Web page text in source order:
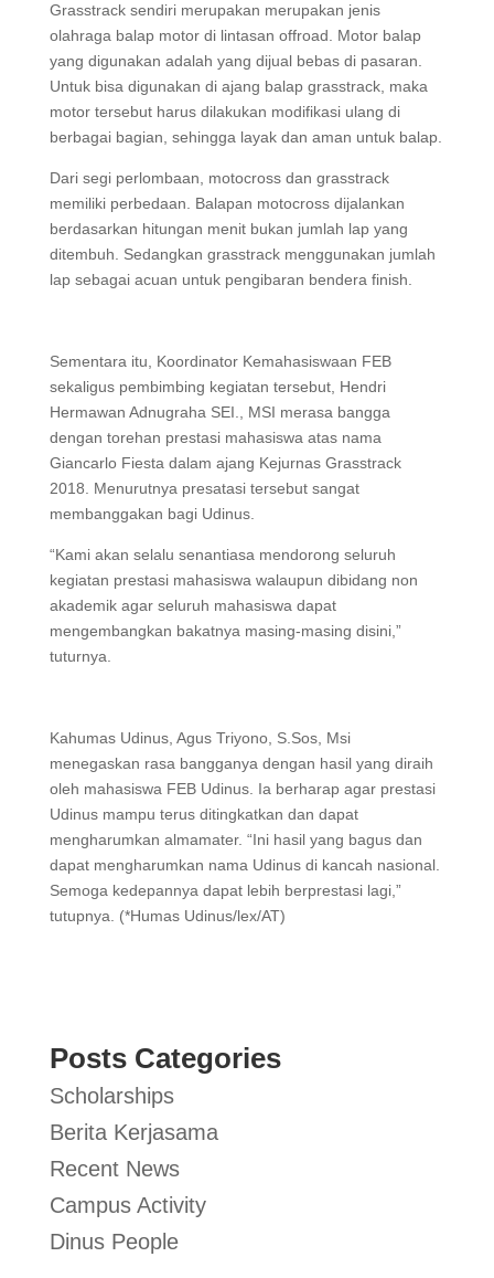
Grasstrack sendiri merupakan merupakan jenis
olahraga balap motor di lintasan offroad. Motor balap
yang digunakan adalah yang dijual bebas di pasaran.
Untuk bisa digunakan di ajang balap grasstrack, maka
motor tersebut harus dilakukan modifikasi ulang di
berbagai bagian, sehingga layak dan aman untuk balap.
Dari segi perlombaan, motocross dan grasstrack
memiliki perbedaan. Balapan motocross dijalankan
berdasarkan hitungan menit bukan jumlah lap yang
ditembuh. Sedangkan grasstrack menggunakan jumlah
lap sebagai acuan untuk pengibaran bendera finish.
Sementara itu, Koordinator Kemahasiswaan FEB
sekaligus pembimbing kegiatan tersebut, Hendri
Hermawan Adnugraha SEI., MSI merasa bangga
dengan torehan prestasi mahasiswa atas nama
Giancarlo Fiesta dalam ajang Kejurnas Grasstrack
2018. Menurutnya presatasi tersebut sangat
membanggakan bagi Udinus.
“Kami akan selalu senantiasa mendorong seluruh
kegiatan prestasi mahasiswa walaupun dibidang non
akademik agar seluruh mahasiswa dapat
mengembangkan bakatnya masing-masing disini,”
tuturnya.
Kahumas Udinus, Agus Triyono, S.Sos, Msi
menegaskan rasa bangganya dengan hasil yang diraih
oleh mahasiswa FEB Udinus. Ia berharap agar prestasi
Udinus mampu terus ditingkatkan dan dapat
mengharumkan almamater. “Ini hasil yang bagus dan
dapat mengharumkan nama Udinus di kancah nasional.
Semoga kedepannya dapat lebih berprestasi lagi,”
tutupnya. (*Humas Udinus/lex/AT)
Posts Categories
Scholarships
Berita Kerjasama
Recent News
Campus Activity
Dinus People